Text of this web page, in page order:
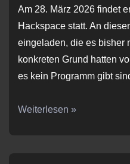
Am 28. März 2026 findet
Hackspace statt. An
eingeladen, die es bisher
konkreten Grund hatten
es kein Programm gibt
Tag
Weiterlesen »